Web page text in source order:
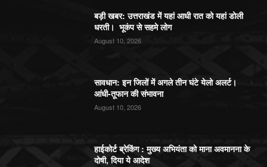
बड़ी खबर: उत्तराखंड में यहां आधी रात को यहां डोली
धरती। भूकंप से सहमे लोग
August 10, 2026
सावधान: इन जिलों में अगले तीन घंटे येलो अलर्ट।
आंधी-तूफान की संभावना
August 10, 2026
हाईकोर्ट ब्रेकिंग : मुख्य अभियंता को माना अवमानना के
दोषी, दिया ये आदेश